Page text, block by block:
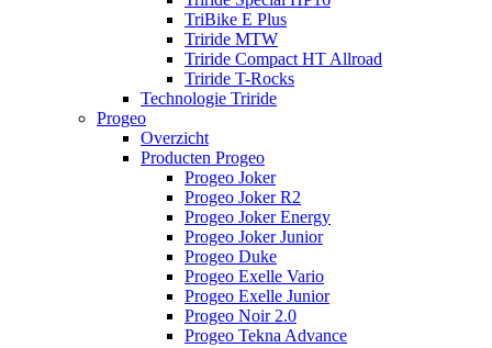
TriBike E Plus
Triride MTW
Triride Compact HT Allroad
Triride T-Rocks
Technologie Triride
Progeo
Overzicht
Producten Progeo
Progeo Joker
Progeo Joker R2
Progeo Joker Energy
Progeo Joker Junior
Progeo Duke
Progeo Exelle Vario
Progeo Exelle Junior
Progeo Noir 2.0
Progeo Tekna Advance